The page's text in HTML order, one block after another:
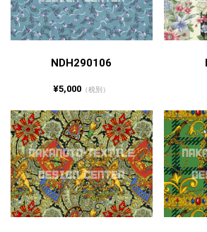
NDH290106
¥5,000 （税別）